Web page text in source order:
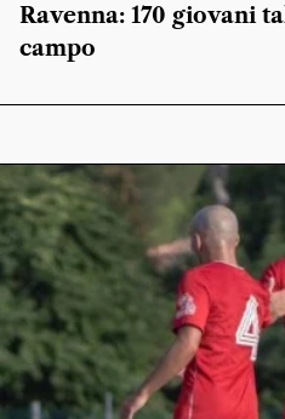
Ravenna: 170 giovani
campo